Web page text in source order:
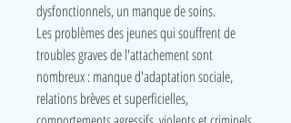
dysfonctionnels, un manque de soins.
Les problèmes des jeunes qui souffrent de
troubles graves de l'attachement sont
nombreux : manque d'adaptation sociale,
relations brèves et superficielles,